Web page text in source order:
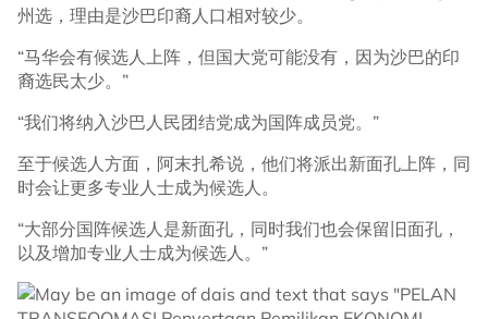
州选，理由是沙巴印裔人口相对较少。
“马华会有候选人上阵，但国大党可能没有，因为沙巴的印
裔选民太少。”
“我们将纳入沙巴人民团结党成为国阵成员党。”
至于候选人方面，阿末扎希说，他们将派出新面孔上阵，同
时会让更多专业人士成为候选人。
“大部分国阵候选人是新面孔，同时我们也会保留旧面孔，
以及增加专业人士成为候选人。”